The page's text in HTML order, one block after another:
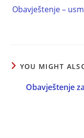
Obavještenje –
YOU MIGHT
Obavještenje